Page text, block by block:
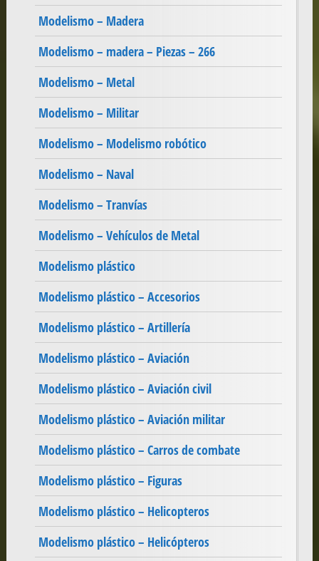
Modelismo – Madera
Modelismo – madera – Piezas – 266
Modelismo – Metal
Modelismo – Militar
Modelismo – Modelismo robótico
Modelismo – Naval
Modelismo – Tranvías
Modelismo – Vehículos de Metal
Modelismo plástico
Modelismo plástico – Accesorios
Modelismo plástico – Artillería
Modelismo plástico – Aviación
Modelismo plástico – Aviación civil
Modelismo plástico – Aviación militar
Modelismo plástico – Carros de combate
Modelismo plástico – Figuras
Modelismo plástico – Helicopteros
Modelismo plástico – Helicópteros